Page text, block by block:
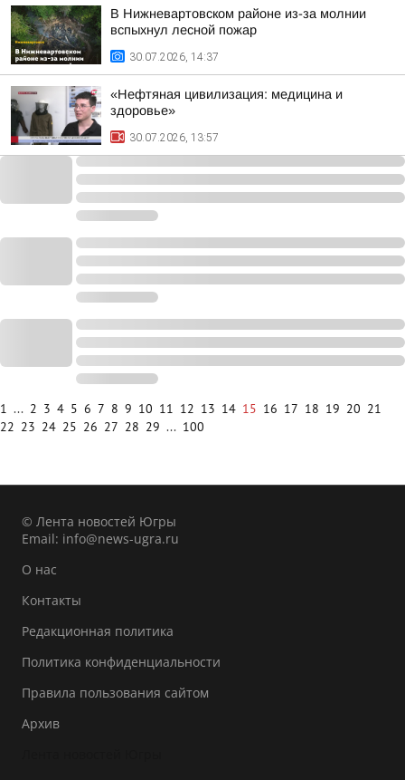
В Нижневартовском районе из-за молнии
вспыхнул лесной пожар
30.07.2026, 14:37
«Нефтяная цивилизация: медицина и
здоровье»
30.07.2026, 13:57
1 ... 2 3 4 5 6 7 8 9 10 11 12 13 14 15 16 17 18 19 20 21
22 23 24 25 26 27 28 29 ... 100
© Лента новостей Югры
Email: info@news-ugra.ru
О нас
Контакты
Редакционная политика
Политика конфиденциальности
Правила пользования сайтом
Архив